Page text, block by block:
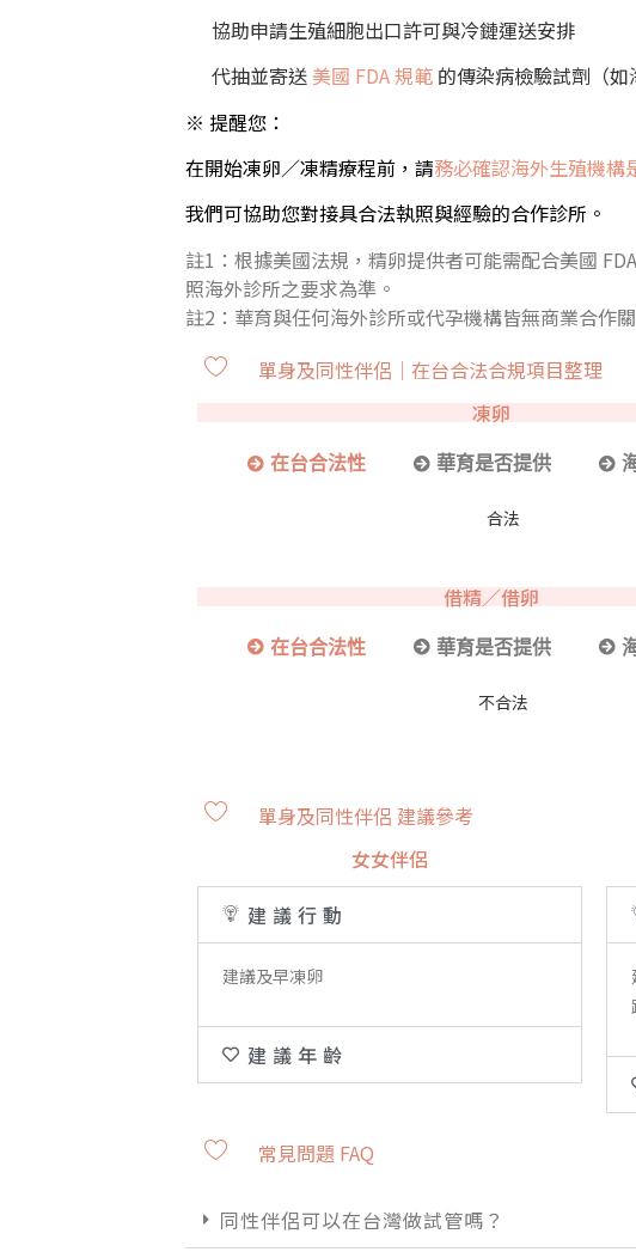
協助申請生殖細胞出口許可與冷鏈運送安排
代抽並寄送 美國 FDA 規範 的傳染病檢驗試劑（如
※ 提醒您：
在開始凍卵／凍精療程前，請務必確認海外生殖機構
我們可協助您對接具合法執照與經驗的合作診所。​
註1：根據美國法規，精卵提供者可能需配合美國
照海外診所之要求為準。
註2：華育與任何海外診所或代孕機構皆無商業合作
單身及同性伴侶｜在台合法合規項目整理
凍卵
在台合法性 華育是否提供
合法
借精／借卵
在台合法性 華育是否提供
不合法
單身及同性伴侶 建議參考
女女伴侶
建議行動
建議及早凍卵
建議年齡
常見問題 FAQ
同性伴侶可以在台灣做試管嗎？